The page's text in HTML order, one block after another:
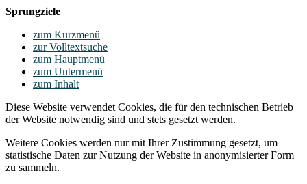
Sprungziele
zum Kurzmenü
zur Volltextsuche
zum Hauptmenü
zum Untermenü
zum Inhalt
Diese Website verwendet Cookies, die für den technischen Betrieb
der Website notwendig sind und stets gesetzt werden.
Weitere Cookies werden nur mit Ihrer Zustimmung gesetzt, um
statistische Daten zur Nutzung der Website in anonymisierter Form
zu sammeln.